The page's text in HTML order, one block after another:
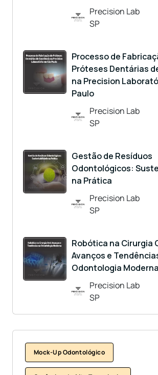
Precision Lab
SP
Processo de
Próteses Dentárias
na Precision
Paulo
Precision Lab
SP
Gestão de Resíduos
Odontológicos:
na Prática
Precision Lab
SP
Robótica na Cirurgia
Avanços e
Odontologia Moderna
Precision Lab
SP
Mock-Up Odontológico